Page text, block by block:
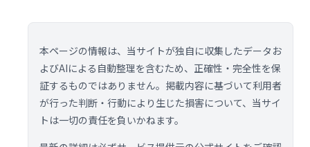
本ページの情報は、当サイトが独自に収集したデータお
よびAIによる自動整理を含むため、正確性・完全性を保
証するものではありません。掲載内容に基づいて利用者
が行った判断・行動により生じた損害について、当サイ
トは一切の責任を負いかねます。